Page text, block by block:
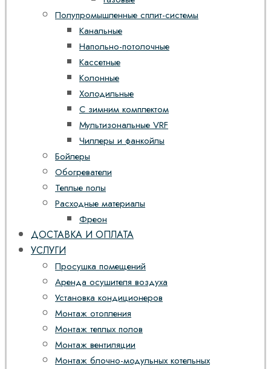
Полупромышленные сплит-системы
Канальные
Напольно-потолочные
Кассетные
Колонные
Холодильные
С зимним комплектом
Мультизональные VRF
Чиллеры и фанкойлы
Бойлеры
Обогреватели
Теплые полы
Расходные материалы
Фреон
ДОСТАВКА И ОПЛАТА
УСЛУГИ
Просушка помещений
Аренда осушителя воздуха
Установка кондиционеров
Монтаж отопления
Монтаж теплых полов
Монтаж вентиляции
Монтаж блочно-модульных котельных